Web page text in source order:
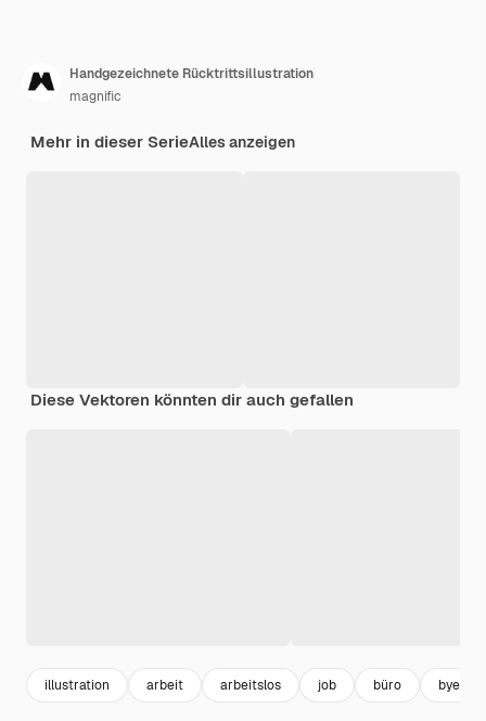
Handgezeichnete Rücktrittsillustration
magnific
Mehr in dieser SerieAlles anzeigen
Diese Vektoren könnten dir auch gefallen
illustration arbeit arbeitslos job büro bye